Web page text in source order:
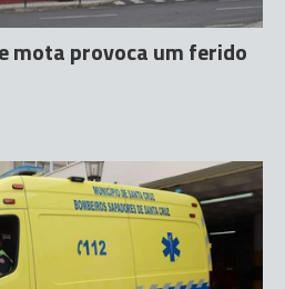
mota provoca um ferido